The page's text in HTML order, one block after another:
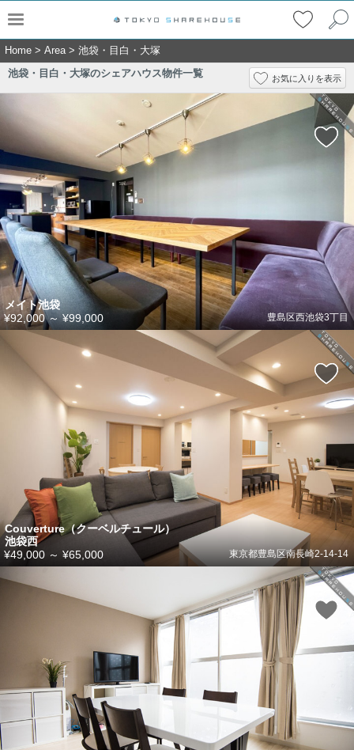
Home > Area> 池袋・目白・大塚
池袋・目白・大塚のシェアハウス物件一覧
お気に入りを表示
メイト池袋
豊島区西池袋3丁目
¥92,000～¥99,000
Couverture（クーベルチュール）
池袋西
東京都豊島区南長崎2-14-14
¥49,000 ～ ¥65,000